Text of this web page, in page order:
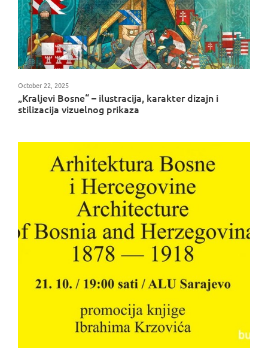
„Kraljevi Bosne“ – ilustracija, karakter dizajn i
stilizacija vizuelnog prikaza
October 22, 2025